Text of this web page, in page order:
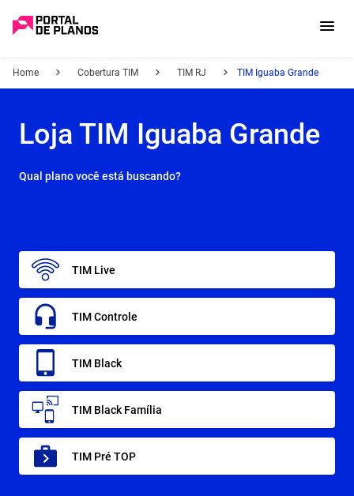
Home Cobertura TIM TIM RJ TIM Iguaba Grande
Loja TIM Iguaba Grande
Qual plano você está buscando?
TIM Live
TIM Controle
TIM Black
TIM Black Família
TIM Pré TOP